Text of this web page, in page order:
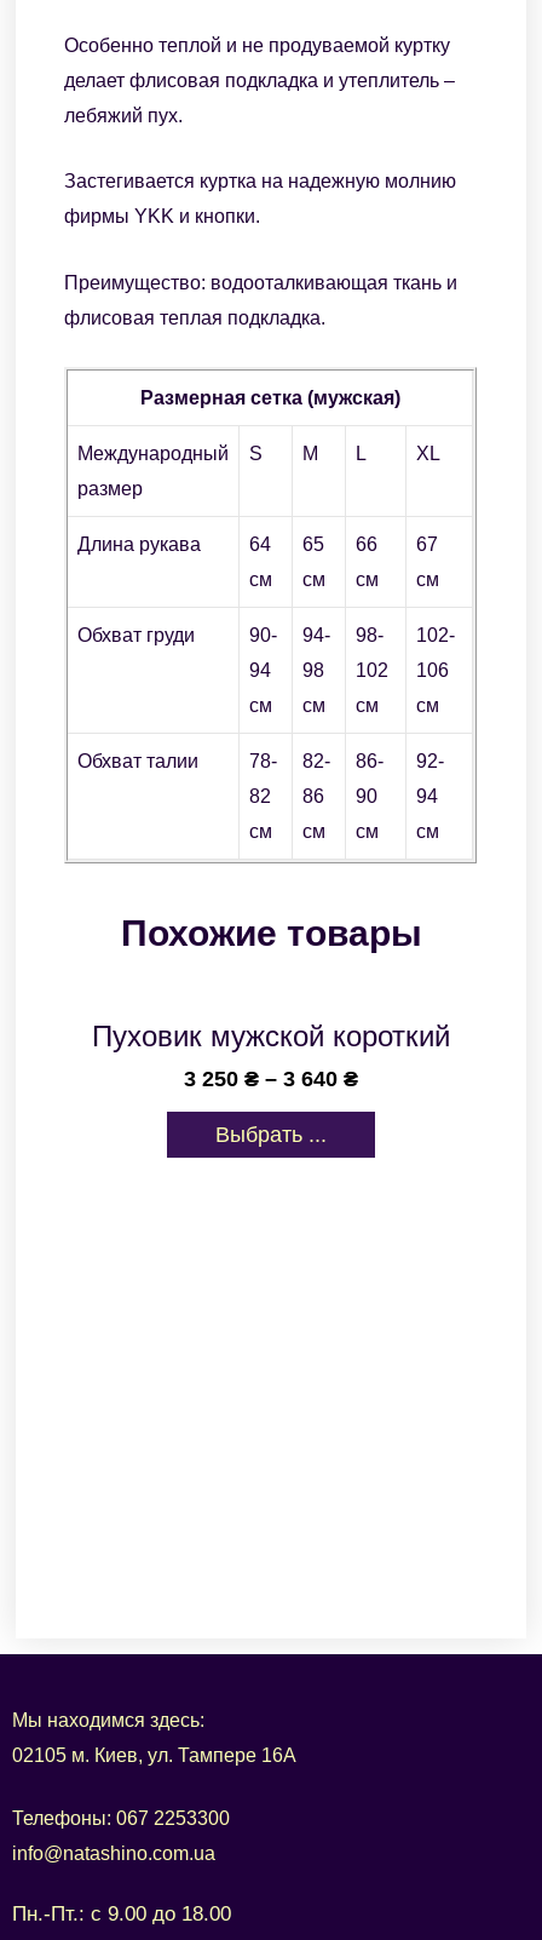
Особенно теплой и не продуваемой куртку
делает флисовая подкладка и утеплитель –
лебяжий пух.
Застегивается куртка на надежную молнию
фирмы YKK и кнопки.
Преимущество: водооталкивающая ткань и
флисовая теплая подкладка.
Размерная сетка (мужская)
Международный
размер
S M L XL
Длина рукава
64
см
65
см
66
см
67
см
Обхват груди
90-
94
см
94-
98
см
98-
102
см
102-
106
см
Обхват талии
78-
82
см
82-
86
см
86-
90
см
92-
94
см
Похожие товары
Пуховик мужской короткий
3 250 ₴ – 3 640 ₴
Выбрать ...
Мы находимся здесь:
02105 м. Киев, ул. Тампере 16А
Телефоны: 067 2253300
info@natashino.com.ua
Пн.-Пт.: с 9.00 до 18.00